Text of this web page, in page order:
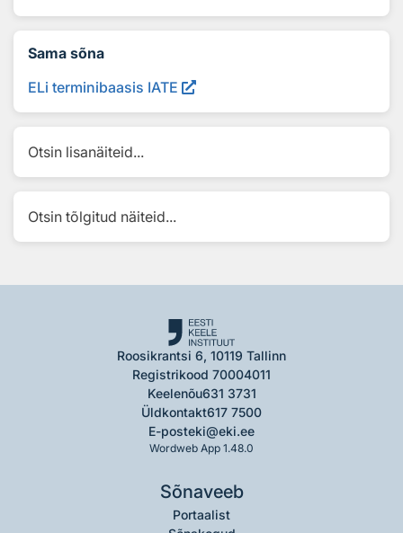
Sama sõna
ELi terminibaasis IATE
Otsin lisanäiteid...
Otsin tõlgitud näiteid...
Roosikrantsi 6, 10119 Tallinn
Registrikood 70004011
Keelenõu631 3731
Üldkontakt617 7500
E-posteki@eki.ee
Wordweb App 1.48.0
Sõnaveeb
Portaalist